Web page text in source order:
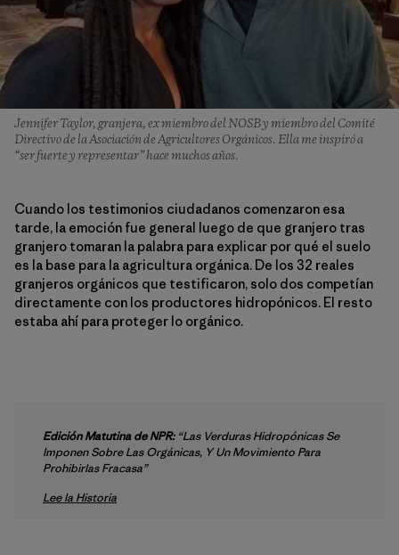
Jennifer Taylor, granjera, ex miembro del NOSB y miembro del Comité
Directivo de la Asociación de Agricultores Orgánicos. Ella me inspiró a
“ser fuerte y representar” hace muchos años.
Cuando los testimonios ciudadanos comenzaron esa
tarde, la emoción fue general luego de que granjero tras
granjero tomaran la palabra para explicar por qué el suelo
es la base para la agricultura orgánica. De los 32 reales
granjeros orgánicos que testificaron, solo dos competían
directamente con los productores hidropónicos. El resto
estaba ahí para proteger lo orgánico.
Edición Matutina de NPR:“Las Verduras Hidropónicas Se
Imponen Sobre Las Orgánicas, Y Un Movimiento Para
Prohibirlas Fracasa”
Lee la Historia